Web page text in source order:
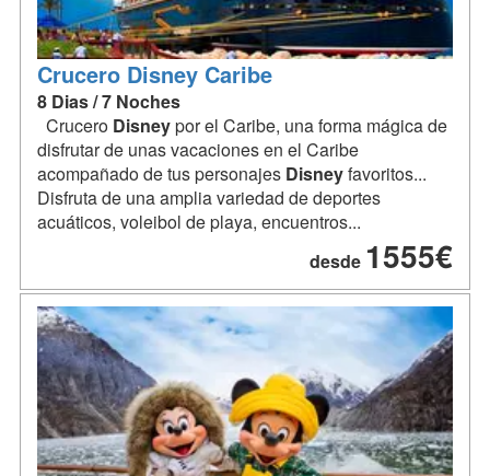
Crucero Disney Caribe
8 Dias / 7 Noches
Crucero Disneypor el Caribe, una forma mágica de
disfrutar de unas vacaciones en el Caribe
acompañado de tus personajes Disneyfavoritos...
Disfruta de una amplia variedad de deportes
acuáticos, voleibol de playa, encuentros...
desde 1555€